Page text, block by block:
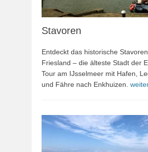
Stavoren
Entdeckt das historische
Friesland – die älteste Stadt der
Tour am IJsselmeer mit Hafen,
und Fähre nach Enkhuizen.